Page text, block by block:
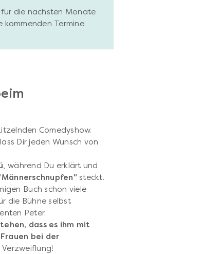
für die nächsten Monate
kommenden Termine
Comedyshow.
Dir jeden Wunsch von
, während Du erklärt und
steckt.
Buch schon viele
die Bühne selbst
Peter.
dass es ihm mit
bei der
Verzweiflung!